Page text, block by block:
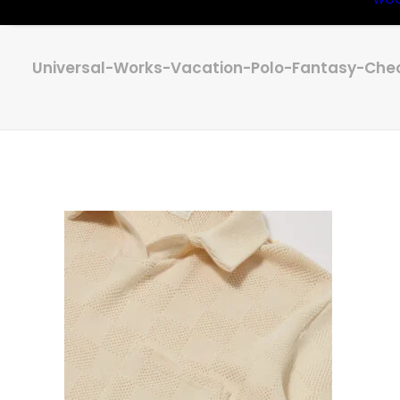
Universal-Works-Vacation-Polo-Fantasy-